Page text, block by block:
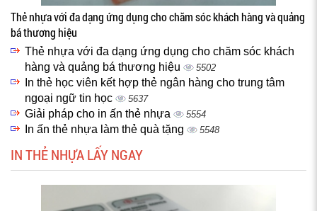
Thẻ nhựa với đa dạng ứng dụng cho chăm sóc khách hàng và quảng
bá thương hiệu
Thẻ nhựa với đa dạng ứng dụng cho chăm sóc khách
hàng và quảng bá thương hiệu
5502
In thẻ học viên kết hợp thẻ ngân hàng cho trung tâm
ngoại ngữ tin học
5637
Giải pháp cho in ấn thẻ nhựa 5554
In ấn thẻ nhựa làm thẻ quà tặng 5548
IN THẺ NHỰA LẤY NGAY